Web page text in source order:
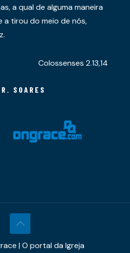
a qual de alguma maneira
a tirou do meio de nós,
Colossenses 2.13,14
SOARES
| O portal da Igreja